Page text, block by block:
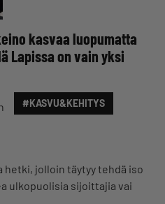
kasvaa luopumatta
Lapissa on vain yksi
#KASVU&KEHITYS
hetki, jolloin täytyy tehdä iso
ulkopuolisia sijoittajia vai